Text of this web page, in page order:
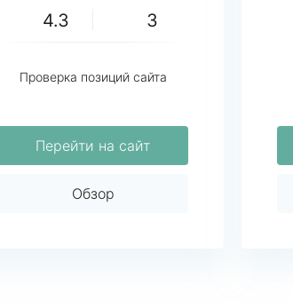
4.3 3
Проверка позиций сайта
Перейти на сайт
Обзор